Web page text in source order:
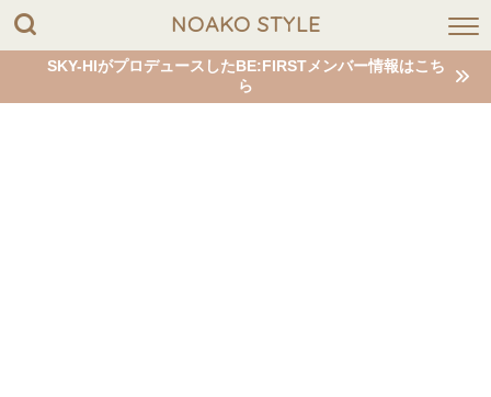
NOAKO STYLE
SKY-HIがプロデュースしたBE:FIRSTメンバー情報はこち
ら